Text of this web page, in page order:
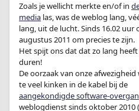
Zoals je wellicht merkte en/of in
media las, was de weblog lang,
lang, uit de lucht. Sinds 16.02 uur
augustus 2011 om precies te zijn.
Het spijt ons dat dat zo lang
duren!
De oorzaak van onze afwezigheid
te veel kinken in de kabel bij de
aangekondigde software-
weblogdienst sinds oktober 2010